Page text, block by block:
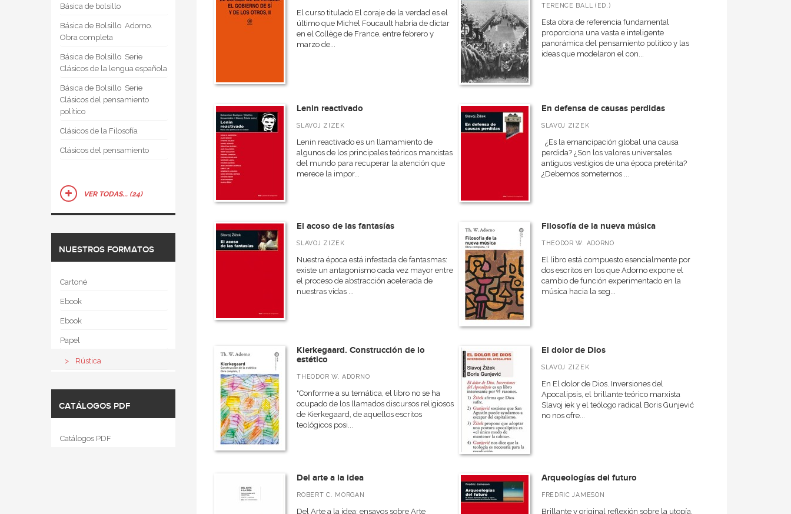
Básica de bolsillo
Básica de Bolsillo  Adorno.
Obra completa
Básica de Bolsillo  Serie
Clásicos de la lengua española
Básica de Bolsillo  Serie
Clásicos del pensamiento
político
Clásicos de la Filosofía
Clásicos del pensamiento
VER TODAS... (24)
NUESTROS FORMATOS
Cartoné
Ebook
Ebook
Papel
Rústica
CATÁLOGOS PDF
Catálogos PDF
El curso titulado El coraje de la verdad es el
último que Michel Foucault habría de dictar
en el Collège de France, entre febrero y
marzo de...
TERENCE BALL (ED.)
Esta obra de referencia fundamental
proporciona una vasta e inteligente
panorámica del pensamiento político y las
ideas que modelaron el con...
Lenin reactivado
SLAVOJ ZIZEK
Lenin reactivado es un llamamiento de
algunos de los principales teóricos marxistas
del mundo para recuperar la atención que
merece la impor...
En defensa de causas perdidas
SLAVOJ ZIZEK
¿Es la emancipación global una causa
perdida? ¿Son los valores universales
antiguos vestigios de una época pretérita?
¿Debemos someternos ...
El acoso de las fantasías
SLAVOJ ZIZEK
Nuestra época está infestada de fantasmas:
existe un antagonismo cada vez mayor entre
el proceso de abstracción acelerada de
nuestras vidas ...
Filosofía de la nueva música
THEODOR W. ADORNO
El libro está compuesto esencialmente por
dos escritos en los que Adorno expone el
cambio de función experimentado en la
música hacia la seg...
Kierkegaard. Construcción de lo
estético
THEODOR W. ADORNO
"Conforme a su temática, el libro no se ha
ocupado de los llamados discursos religiosos
de Kierkegaard, de aquellos escritos
teológicos posi...
El dolor de Dios
SLAVOJ ZIZEK
En El dolor de Dios. Inversiones del
Apocalipsis, el brillante teórico marxista
Slavoj iek y el teólogo radical Boris Gunjević
no nos ofre...
Del arte a la idea
ROBERT C. MORGAN
Del Arte a la idea: ensayos sobre Arte
Arqueologías del futuro
FREDRIC JAMESON
Brillante y original reflexión sobre la utopía,